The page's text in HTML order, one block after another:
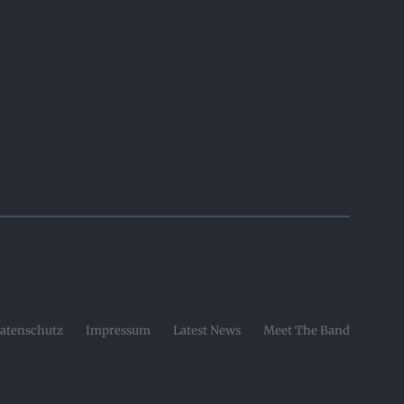
Impressum Latest News Meet The Band